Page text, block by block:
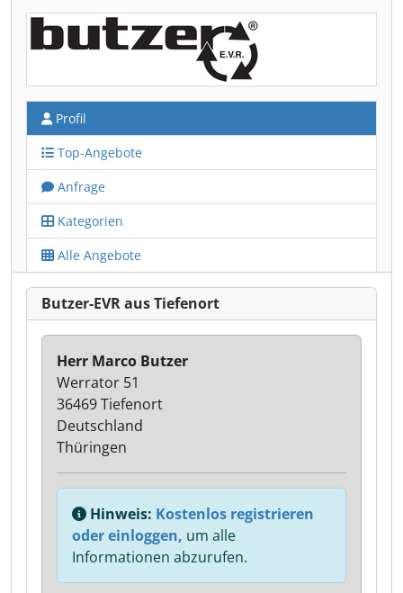
Profil
Top-Angebote
Anfrage
Kategorien
Alle Angebote
Butzer-EVR aus Tiefenort
Herr Marco Butzer
Werrator 51
36469 Tiefenort
Deutschland
Thüringen
Hinweis: Kostenlos registrieren
oder einloggen, um alle
Informationen abzurufen.